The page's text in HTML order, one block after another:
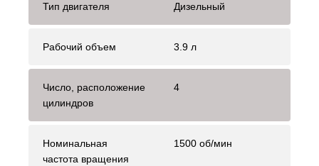
Тип двигателя Дизельный
Рабочий объем 3.9 л
Число, расположение
цилиндров
4
Номинальная
частота вращения
1500 об/мин